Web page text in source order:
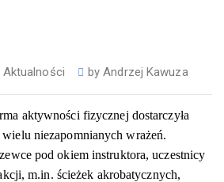
Aktualności byAndrzej Kawuza
aktywności fizycznej dostarczyła
niezapomnianych wrażeń.
pod okiem instruktora, uczestnicy
m.in. ścieżek akrobatycznych,